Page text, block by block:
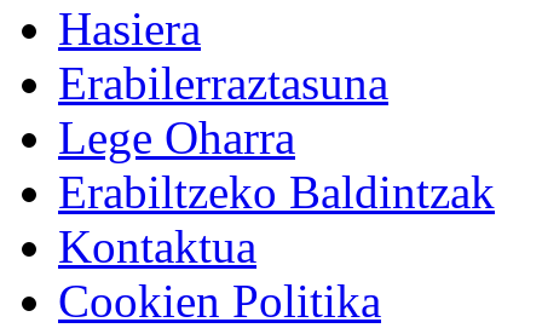
Hasiera
Erabilerraztasuna
Lege Oharra
Erabiltzeko Baldintzak
Kontaktua
Cookien Politika